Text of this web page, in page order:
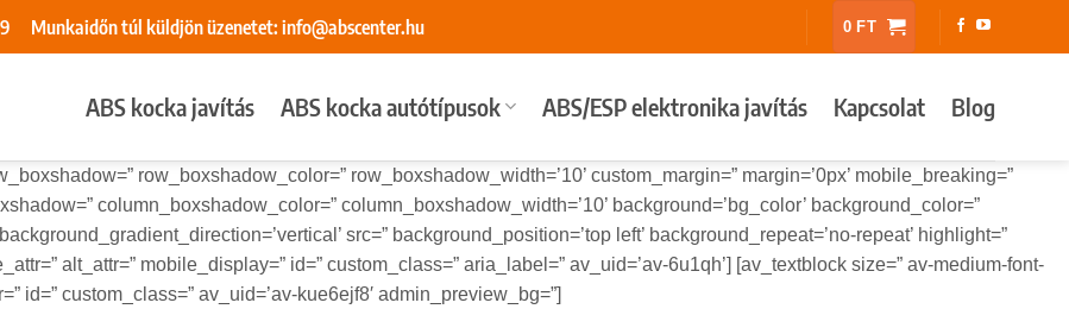
Munkaidőn túl küldjön üzenetet:info@abscenter.hu 0 FT
ABS kocka javítás ABS kocka autótípusok ABS/ESP elektronika javítás Kapcsolat Blog
row_boxshadow_color=” row_boxshadow_width=’10’ custom_margin=” margin=’0px’ mobile_breaking=”
column_boxshadow_color=” column_boxshadow_width=’10’ background=’bg_color’ background_color=”
src=” background_position=’top left’ background_repeat=’no-repeat’ highlight=”
alt_attr=” mobile_display=” id=” custom_class=” aria_label=” av_uid=’av-6u1qh’] [av_textblock size=” av-medium-font-
id=” custom_class=” av_uid=’av-kue6ejf8′ admin_preview_bg=”]